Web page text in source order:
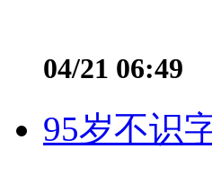
04/21 06:49
95岁不识